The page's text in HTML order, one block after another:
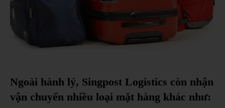
Ngoài hành lý, Singpost Logistics còn nhận
vận chuyển nhiều loại mặt hàng khác như: